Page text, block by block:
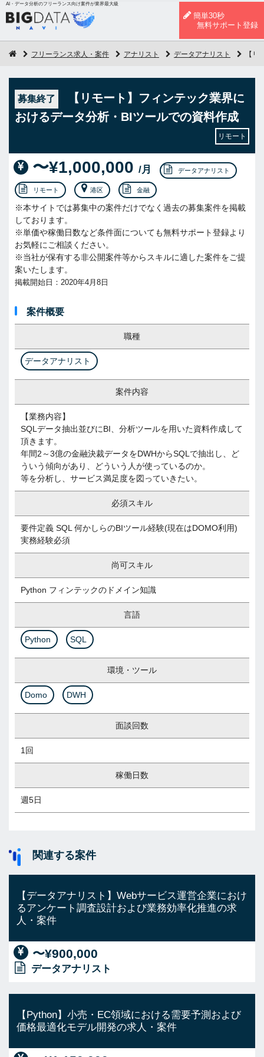
AI・データ分析のフリーランス向け案件が業界最大級
簡単30秒
無料サポート登録
フリーランス求人・案件 アナリスト データアナリスト 【
募集終了
【リモート】フィンテック業界に
おけるデータ分析・BIツールでの資料作成
リモート
〜¥1,000,000 /月 データアナリスト
リモート 港区 金融
※本サイトでは募集中の案件だけでなく過去の募集案件を掲載
しております。
※単価や稼働日数など条件面についても無料サポート登録より
お気軽にご相談ください。
※当社が保有する非公開案件等からスキルに適した案件をご提
案いたします。
掲載開始日：2020年4月8日
案件概要
職種
データアナリスト
案件内容
【業務内容】
SQLデータ抽出並びにBI、分析ツールを用いた資料作成して
頂きます。
年間2～3億の金融決裁データをDWHからSQLで抽出し、ど
ういう傾向があり、どういう人が使っているのか。
等を分析し、サービス満足度を図っていきたい。
必須スキル
要件定義 SQL 何かしらのBIツール経験(現在はDOMO利用)
実務経験必須
尚可スキル
Python フィンテックのドメイン知識
言語
Python SQL
環境・ツール
Domo DWH
面談回数
1回
稼働日数
週5日
関連する案件
【データアナリスト】Webサービス運営企業におけ
るアンケート調査設計および業務効率化推進の求
人・案件
〜¥900,000
データアナリスト
【Python】小売・EC領域における需要予測および
価格最適化モデル開発の求人・案件